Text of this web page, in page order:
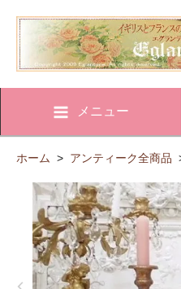
メニュー
ホーム > アンティーク全商品